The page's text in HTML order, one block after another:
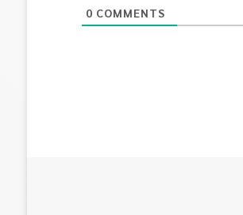
0 COMMENTS